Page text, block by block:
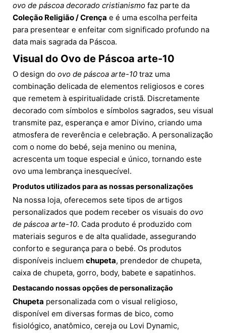
ovo de páscoa decorado cristianismo faz parte da
Coleção Religião / Crença e é uma escolha perfeita
para presentear e enfeitar com significado profundo na
data mais sagrada da Páscoa.
Visual do Ovo de Páscoa arte-10
O design do ovo de páscoa arte-10 traz uma
combinação delicada de elementos religiosos e cores
que remetem à espiritualidade cristã. Discretamente
decorado com símbolos e símbolos sagrados, seu visual
transmite paz, esperança e amor Divino, criando uma
atmosfera de reverência e celebração. A personalização
com o nome do bebé, seja menino ou menina,
acrescenta um toque especial e único, tornando este
ovo uma lembrança inesquecível.
Produtos utilizados para as nossas personalizações
Na nossa loja, oferecemos sete tipos de artigos
personalizados que podem receber os visuais do ovo
de páscoa arte-10. Cada produto é produzido com
materiais seguros e de alta qualidade, assegurando
conforto e segurança para o bebé. Os produtos
disponíveis incluem chupeta, prendedor de chupeta,
caixa de chupeta, gorro, body, babete e sapatinhos.
Destacando nossas opções de personalização
Chupeta personalizada com o visual religioso,
disponível em diversas formas de bico, como
fisiológico, anatômico, cereja ou Lovi Dynamic,